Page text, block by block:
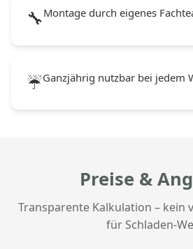
🔧 Montage durch eigenes
☔Ganzjährig nutzbar bei jedem
Preise &
Transparente Kalkulation – kein
für Schladen-